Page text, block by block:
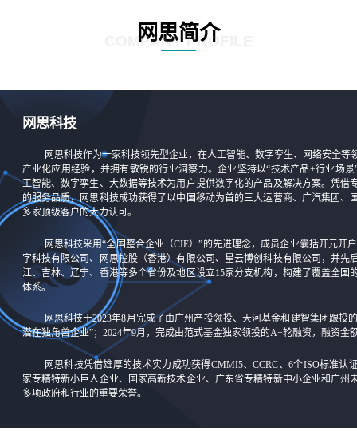
网思简介
COMPANY PROFILE
网思科技
网思科技作为一家科技领先型企业，在人工智能、数字孪生、网络安全等
产业化应用经验，并拥有敏锐的行业洞察力。企业坚持以“技术产品+行业场
工智能、数字孪生、大数据等技术为用户提供数字化的产品及解决方案。凭借
的服务品质，网思科技成功获得了以中国移动为首的三大运营商、广汽集团、
多家顶级客户的大力认可。
网思科技采用“全国整合企业（CIE）”的先进理念，成员企业囊括开元开
字科技有限公司、网思控股（香港）有限公司、星云博创科技有限公司，并先
江、吉林、辽宁、香港等多个省份及地区设立15家分支机构，构建了覆盖全国
体系。
网思科技于2023年8月完成了由广州产投领投、天河基金和建智集团跟投
潜在独角兽企业”；2024年9月，完成由范式基金独家领投的A+轮融资，融资金
网思科技凭借雄厚的技术实力成功获得CMMI5、CCRC、6个ISO标准认
家专精特新小巨人企业、国家高新技术企业、广东省专精特新中小企业和广州
多项政府和行业的重要荣誉。